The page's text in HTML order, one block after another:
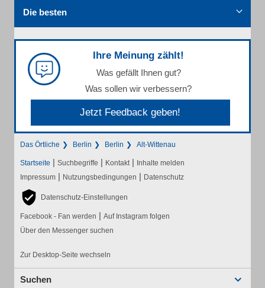
Die besten
Ihre Meinung zählt!
Was gefällt Ihnen gut?
Was sollen wir verbessern?
Jetzt Feedback geben!
Das Örtliche Berlin Berlin Alt-Wittenau
Startseite | Suchbegriffe | Kontakt | Inhalte melden
Impressum | Nutzungsbedingungen | Datenschutz
Datenschutz-Einstellungen
Facebook - Fan werden | Auf Instagram folgen
Über den Messenger suchen
Zur Desktop-Seite wechseln
Suchen